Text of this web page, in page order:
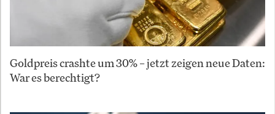
Goldpreis crashte um 30% – jetzt zeigen neue Daten:
War es berechtigt?